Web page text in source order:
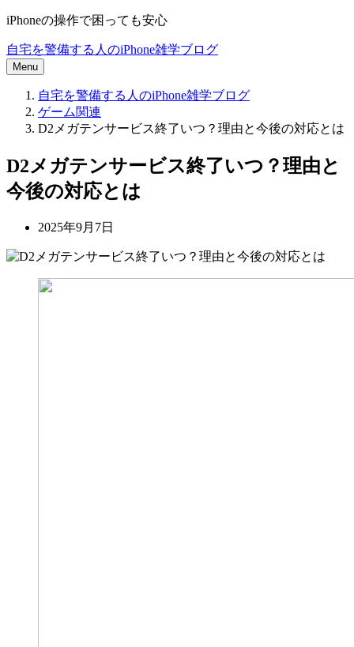
iPhoneの操作で困っても安心
自宅を警備する人のiPhone雑学ブログ
Menu
自宅を警備する人のiPhone雑学ブログ
ゲーム関連
D2メガテンサービス終了いつ？理由と今後の対応とは
D2メガテンサービス終了いつ？理由と
今後の対応とは
2025年9月7日